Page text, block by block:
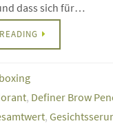
dass sich für…
, Definer Brow
,